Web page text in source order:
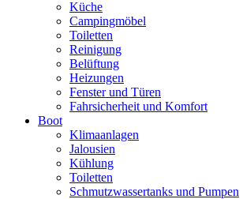
Küche
Campingmöbel
Toiletten
Reinigung
Belüftung
Heizungen
Fenster und Türen
Fahrsicherheit und Komfort
Boot
Klimaanlagen
Jalousien
Kühlung
Toiletten
Schmutzwassertanks und Pumpen